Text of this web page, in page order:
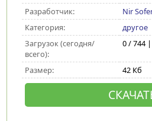
Разработчик:
Nir
Категория:
другое
Загрузок (сегодня/
всего):
0 / 744 |
Размер: 42 Кб